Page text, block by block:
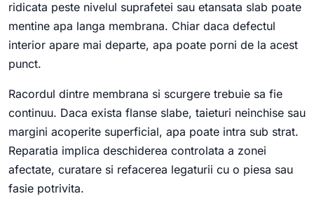
ridicata peste nivelul suprafetei sau etansata slab poate
mentine apa langa membrana. Chiar daca defectul
interior apare mai departe, apa poate porni de la acest
punct.
Racordul dintre membrana si scurgere trebuie sa fie
continuu. Daca exista flanse slabe, taieturi neinchise sau
margini acoperite superficial, apa poate intra sub strat.
Reparatia implica deschiderea controlata a zonei
afectate, curatare si refacerea legaturii cu o piesa sau
fasie potrivita.